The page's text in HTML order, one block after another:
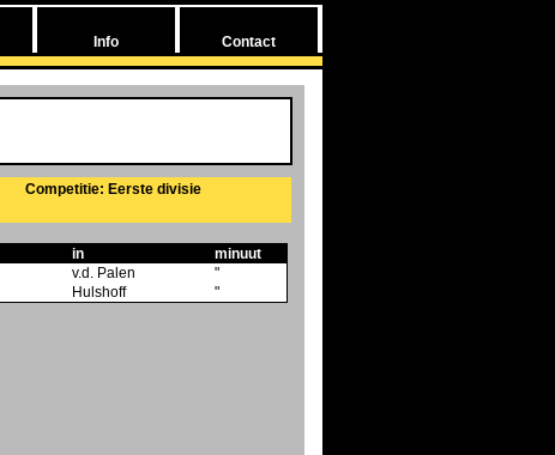
Info Contact
Competitie: Eerste divisie
in
minuut
v.d. Palen
"
Hulshoff "